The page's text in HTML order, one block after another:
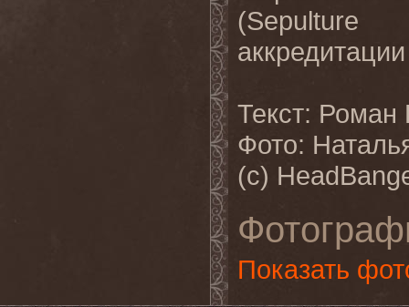
аккредитации
Текст:
Фото:
(с)
Показать